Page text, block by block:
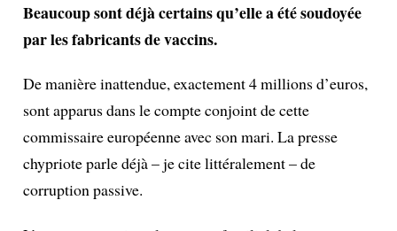
Beaucoup sont déjà certains qu’elle a été soudoyée
par les fabricants de vaccins.
De manière inattendue, exactement 4 millions d’euros,
sont apparus dans le compte conjoint de cette
commissaire européenne avec son mari. La presse
chypriote parle déjà – je cite littéralement – de
corruption passive.